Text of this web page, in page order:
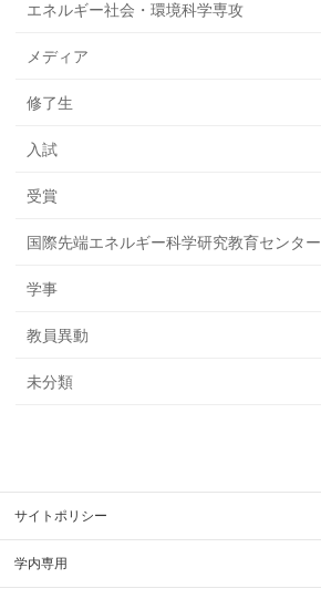
エネルギー社会・環境科学専攻
メディア
修了生
入試
受賞
国際先端エネルギー科学研究教育センター
学事
教員異動
未分類
サイトポリシー
学内専用